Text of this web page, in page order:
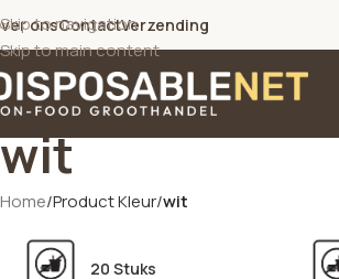
Skip to navigation
Skip to main content
onsContactVerzending
wit
Home/Product Kleur/wit
20 Stuks